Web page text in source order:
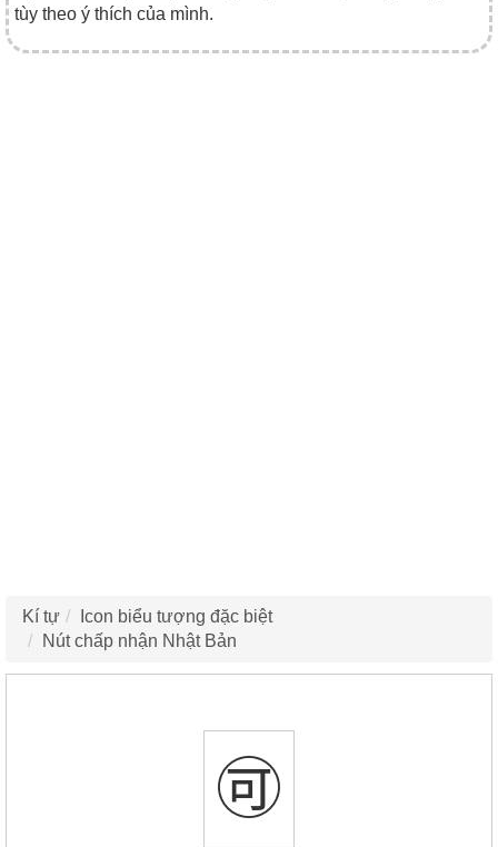
tùy theo ý thích của mình.
Kí tự
Icon biểu tượng đặc biệt
Nút chấp nhận Nhật Bản
🉑